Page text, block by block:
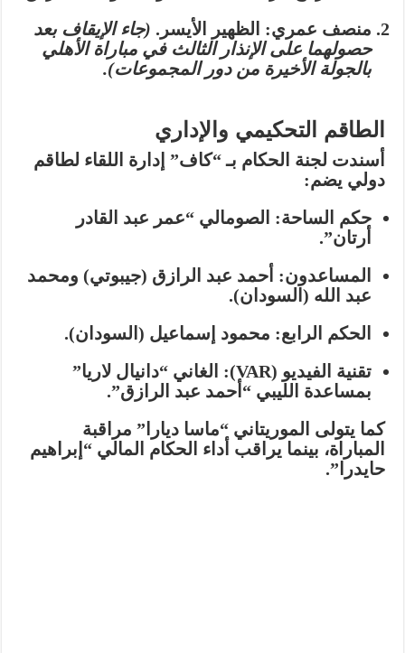
منصف عمري: الظهير الأيسر. (جاء الإيقاف بعد
حصولهما على الإنذار الثالث في مباراة الأهلي
بالجولة الأخيرة من دور المجموعات).
الطاقم التحكيمي والإداري
أسندت لجنة الحكام بـ “كاف” إدارة اللقاء لطاقم
دولي يضم:
حكم الساحة: الصومالي “عمر عبد القادر
أرتان”.
المساعدون: أحمد عبد الرازق (جيبوتي) ومحمد
عبد الله (السودان).
الحكم الرابع: محمود إسماعيل (السودان).
تقنية الفيديو (VAR):
الغاني “دانيال لاريا”
بمساعدة الليبي “أحمد عبد الرازق”.
كما يتولى الموريتاني “ماسا ديارا” مراقبة
المباراة، بينما يراقب أداء الحكام المالي “إبراهيم
حايدرا”.